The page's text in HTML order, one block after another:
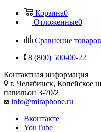
Корзина0
Отложенные0
Сравнение товаров
8 (800) 500-00-22
Контактная информация
г. Челябинск, Копейское
павильон 3-70/2
info@miraphone.ru
Вконтакте
YouTube